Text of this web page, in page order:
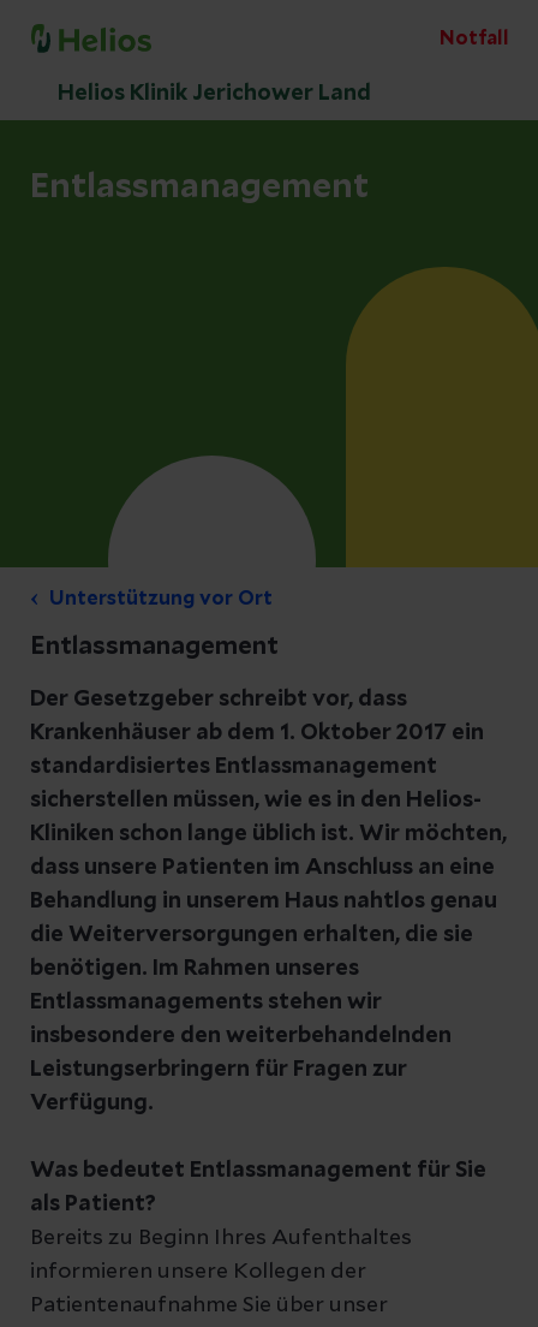
Notfall
Helios Klinik Jerichower Land
Entlassmanagement
Unterstützung vor Ort
Entlassmanagement
Der Gesetzgeber schreibt vor, dass
Krankenhäuser ab dem 1. Oktober 2017 ein
standardisiertes Entlassmanagement
sicherstellen müssen, wie es in den Helios-
Kliniken schon lange üblich ist. Wir möchten,
dass unsere Patienten im Anschluss an eine
Behandlung in unserem Haus nahtlos genau
die Weiterversorgungen erhalten, die sie
benötigen. Im Rahmen unseres
Entlassmanagements stehen wir
insbesondere den weiterbehandelnden
Leistungserbringern für Fragen zur
Verfügung.
Was bedeutet Entlassmanagement für Sie
als Patient?
Bereits zu Beginn Ihres Aufenthaltes
informieren unsere Kollegen der
Patientenaufnahme Sie über unser